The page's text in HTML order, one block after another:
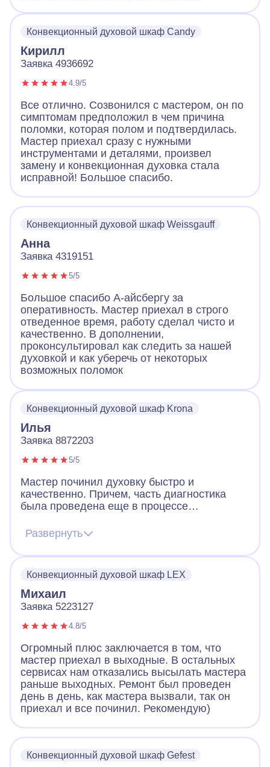
Конвекционный духовой шкаф Candy
Кирилл
Заявка 4936692
4.9/5
Все отлично. Созвонился с мастером, он по
симптомам предположил в чем причина
поломки, которая полом и подтвердилась.
Мастер приехал сразу с нужными
инструментами и деталями, произвел
замену и конвекционная духовка стала
исправной! Большое спасибо.
Конвекционный духовой шкаф Weissgauff
Анна
Заявка 4319151
5/5
Большое спасибо А-айсбергу за
оперативность. Мастер приехал в строго
отведенное время, работу сделал чисто и
качественно. В дополнении,
проконсультировал как следить за нашей
духовкой и как уберечь от некоторых
возможных поломок
Конвекционный духовой шкаф Krona
Илья
Заявка 8872203
5/5
Мастер починил духовку быстро и
качественно. Причем, часть диагностика
была проведена еще в процессе
задавал вопросы, сразу чувствуется
большой опыт. Благодаря этого мастер
привез сразу нужные запчасти и замена и
приезд. Не нужно было ждать, чтобы он еще
купил запчасти и возвращался к нам.
Благодарим Айсберг
Развернуть
Конвекционный духовой шкаф LEX
Михаил
Заявка 5223127
4.8/5
Огромный плюс заключается в том, что
мастер приехал в выходные. В остальных
сервисах нам отказались высылать мастера
раньше выходных. Ремонт был проведен
день в день, как мастера вызвали, так он
приехал и все починил. Рекомендую)
Конвекционный духовой шкаф Gefest